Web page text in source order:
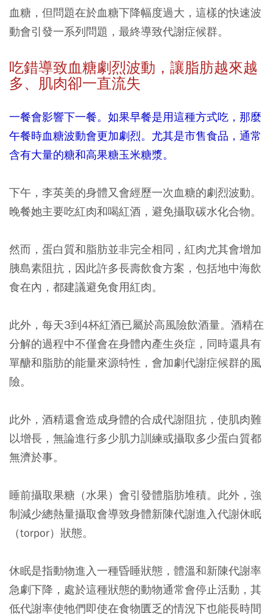
血糖，但問題在於血糖下降幅度過大，這樣的快速波
動會引發一系列問題，最終導致代謝症候群。
吃錯導致血糖劇烈波動，讓脂肪越來越
多、肌肉卻一直流失
一餐會影響下一餐。如果早餐是用這種方式吃，那麼
午餐時血糖波動會更加劇烈。尤其是市售食品，通常
含有大量的糖和高果糖玉米糖漿。
下午，李英美的身體又會經歷一次血糖的劇烈波動。
晚餐她主要吃紅肉和喝紅酒，避免攝取碳水化合物。
然而，蛋白質和脂肪並非完全相同，紅肉尤其會增加
胰島素阻抗，因此許多長壽飲食方案，包括地中海飲
食在內，都建議避免食用紅肉。
此外，每天3到4杯紅酒已屬於高風險飲酒量。酒精在
分解的過程中不僅會在身體內產生炎症，同時還具有
單醣和脂肪的能量來源特性，會加劇代謝症候群的風
險。
此外，酒精還會造成身體的合成代謝阻抗，使肌肉難
以增長，無論進行多少肌力訓練或攝取多少蛋白質都
無濟於事。
睡前攝取果糖（水果）會引發體脂肪堆積。此外，強
制減少總熱量攝取會導致身體新陳代謝進入代謝休眠
（torpor）狀態。
休眠是指動物進入一種昏睡狀態，體溫和新陳代謝率
急劇下降，處於這種狀態的動物通常會停止活動，其
低代謝率使牠們即使在食物匱乏的情況下也能長時間